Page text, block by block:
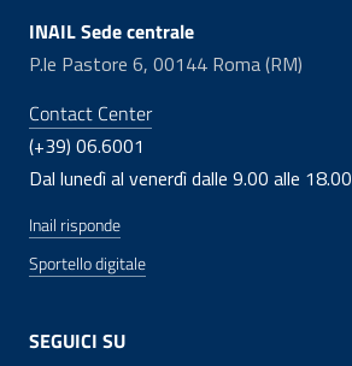
INAIL Sede centrale
P.le Pastore 6, 00144 Roma (RM)
Contact Center
(+39) 06.6001
Dal lunedì al venerdì dalle 9.00 alle 18.00
Inail risponde
Sportello digitale
SEGUICI SU